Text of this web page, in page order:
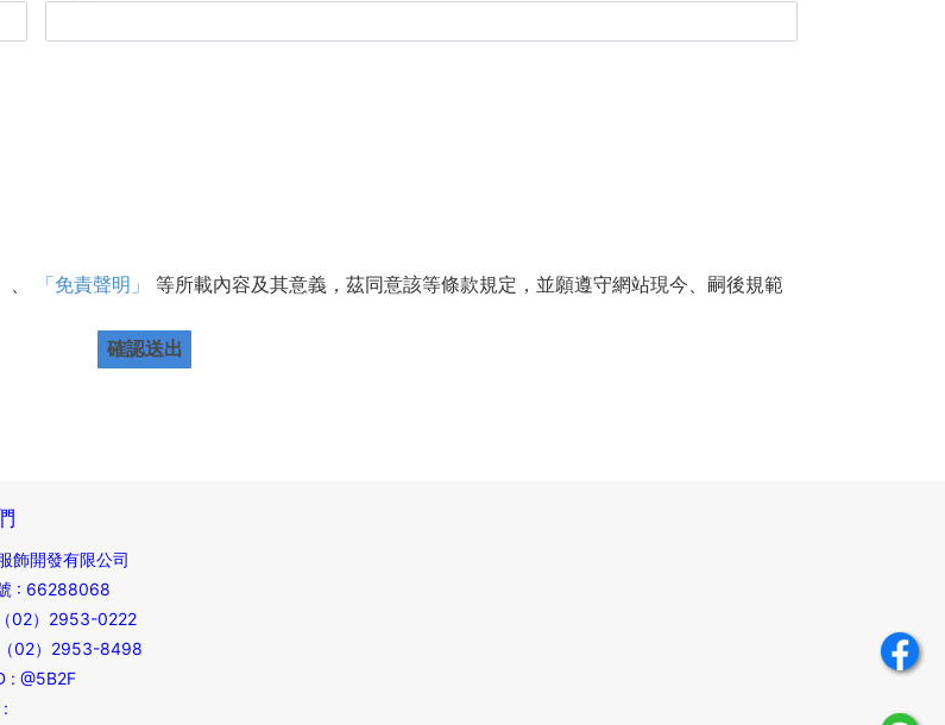
、 「免責聲明」
等所載內容及其意義，茲同意該等條款規定，並願遵守網站現今、嗣後規範
確認送出
飾開發有限公司
: 66288068
02）2953-0222
02）2953-8498
: @5B2F